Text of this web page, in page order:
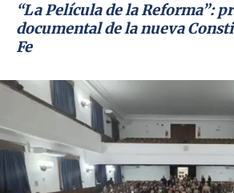
“La Película de la Reforma”:
documental de la nueva
Fe